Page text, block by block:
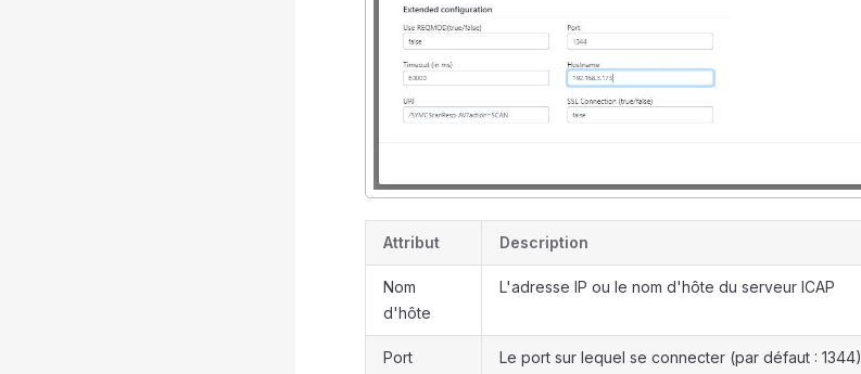
Attribut Description
Nom
d'hôte
L'adresse IP ou le nom d'hôte du serveur ICAP
Port Le port sur lequel se connecter (par défaut : 1344)